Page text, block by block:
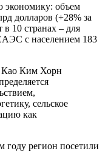
экономику: объем
долларов (+28% за
10 странах – для
с населением 183
Као Ким Хорн
сельское
как
году регион посетили